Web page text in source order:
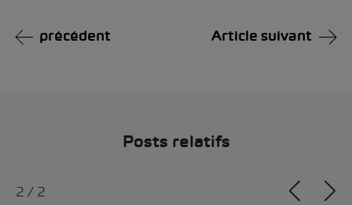
précédent Article suivant
Posts relatifs
1 / 2